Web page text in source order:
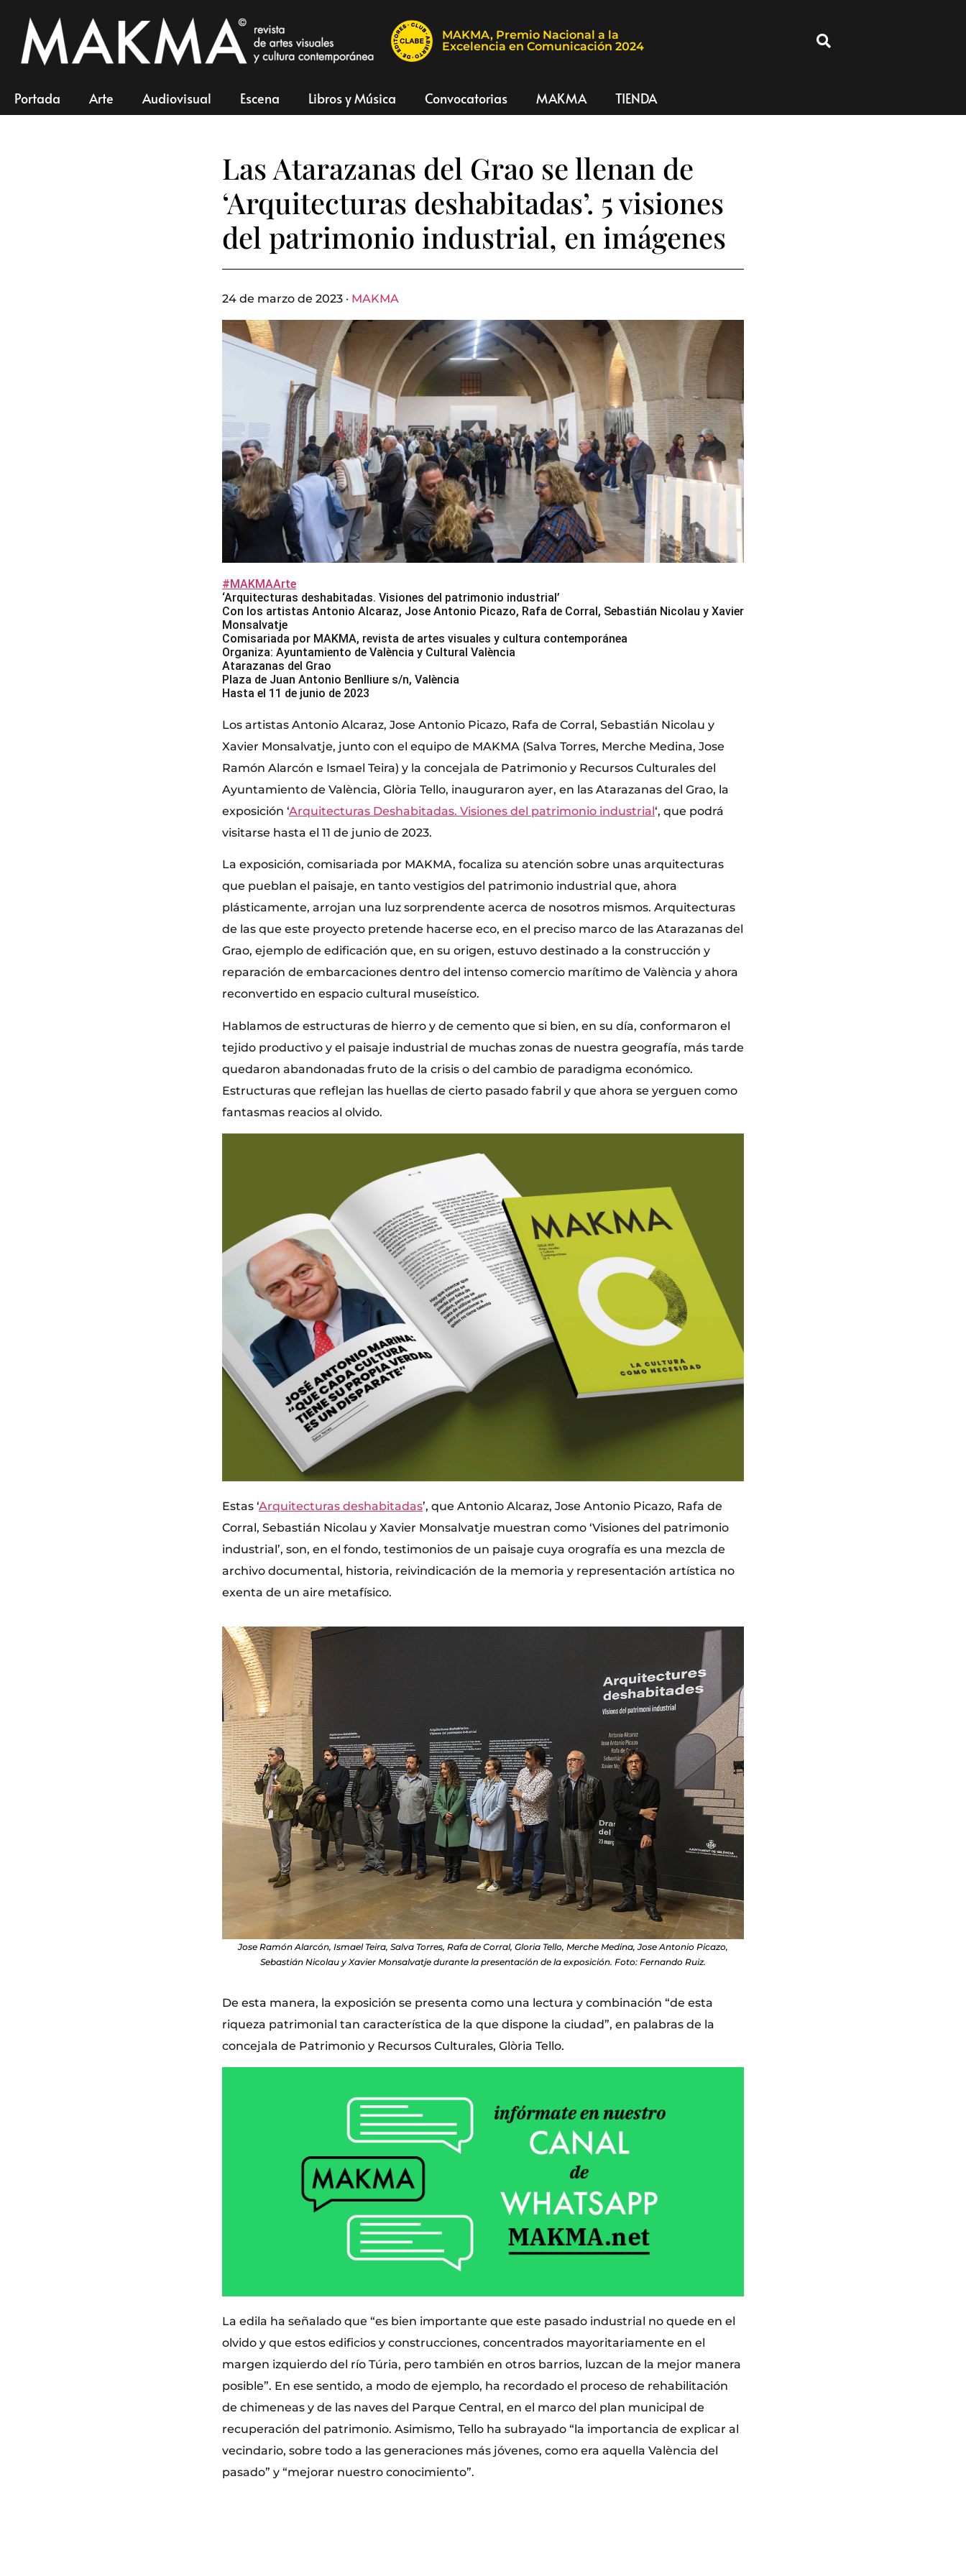
MAKMA, Premio Nacional a la
Excelencia en Comunicación 2024
Portada Arte Audiovisual Escena Libros y Música Convocatorias MAKMA TIENDA
Las Atarazanas del Grao se llenan de
‘Arquitecturas deshabitadas’. 5 visiones
del patrimonio industrial, en imágenes
24 de marzo de 2023 · MAKMA
#MAKMAArte
‘Arquitecturas deshabitadas. Visiones del patrimonio industrial’
Con los artistas Antonio Alcaraz, Jose Antonio Picazo, Rafa de Corral, Sebastián Nicolau y Xavier
Monsalvatje
Comisariada por MAKMA, revista de artes visuales y cultura contemporánea
Organiza: Ayuntamiento de València y Cultural València
Atarazanas del Grao
Plaza de Juan Antonio Benlliure s/n, València
Hasta el 11 de junio de 2023
Los artistas Antonio Alcaraz, Jose Antonio Picazo, Rafa de Corral, Sebastián Nicolau y
Xavier Monsalvatje, junto con el equipo de MAKMA (Salva Torres, Merche Medina, Jose
Ramón Alarcón e Ismael Teira) y la concejala de Patrimonio y Recursos Culturales del
Ayuntamiento de València, Glòria Tello, inauguraron ayer, en las Atarazanas del Grao, la
exposición ‘Arquitecturas Deshabitadas. Visiones del patrimonio industrial‘, que podrá
visitarse hasta el 11 de junio de 2023.
La exposición, comisariada por MAKMA, focaliza su atención sobre unas arquitecturas
que pueblan el paisaje, en tanto vestigios del patrimonio industrial que, ahora
plásticamente, arrojan una luz sorprendente acerca de nosotros mismos. Arquitecturas
de las que este proyecto pretende hacerse eco, en el preciso marco de las Atarazanas del
Grao, ejemplo de edificación que, en su origen, estuvo destinado a la construcción y
reparación de embarcaciones dentro del intenso comercio marítimo de València y ahora
reconvertido en espacio cultural museístico.
Hablamos de estructuras de hierro y de cemento que si bien, en su día, conformaron el
tejido productivo y el paisaje industrial de muchas zonas de nuestra geografía, más tarde
quedaron abandonadas fruto de la crisis o del cambio de paradigma económico.
Estructuras que reflejan las huellas de cierto pasado fabril y que ahora se yerguen como
fantasmas reacios al olvido.
Estas ‘Arquitecturas deshabitadas’, que Antonio Alcaraz, Jose Antonio Picazo, Rafa de
Corral, Sebastián Nicolau y Xavier Monsalvatje muestran como ‘Visiones del patrimonio
industrial’, son, en el fondo, testimonios de un paisaje cuya orografía es una mezcla de
archivo documental, historia, reivindicación de la memoria y representación artística no
exenta de un aire metafísico.
Jose Ramón Alarcón, Ismael Teira, Salva Torres, Rafa de Corral, Gloria Tello, Merche Medina, Jose Antonio Picazo,
Sebastián Nicolau y Xavier Monsalvatje durante la presentación de la exposición. Foto: Fernando Ruiz.
De esta manera, la exposición se presenta como una lectura y combinación “de esta
riqueza patrimonial tan característica de la que dispone la ciudad”, en palabras de la
concejala de Patrimonio y Recursos Culturales, Glòria Tello.
La edila ha señalado que “es bien importante que este pasado industrial no quede en el
olvido y que estos edificios y construcciones, concentrados mayoritariamente en el
margen izquierdo del río Túria, pero también en otros barrios, luzcan de la mejor manera
posible”. En ese sentido, a modo de ejemplo, ha recordado el proceso de rehabilitación
de chimeneas y de las naves del Parque Central, en el marco del plan municipal de
recuperación del patrimonio. Asimismo, Tello ha subrayado “la importancia de explicar al
vecindario, sobre todo a las generaciones más jóvenes, como era aquella València del
pasado” y “mejorar nuestro conocimiento”.